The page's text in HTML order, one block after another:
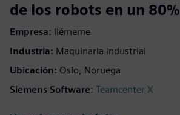
de los robots en un 80%
Empresa: llémeme
Industria: Maquinaria industrial
Ubicación: Oslo, Noruega
Siemens Software: Teamcenter X